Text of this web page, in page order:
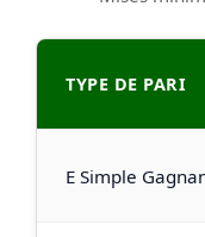
TYPE DE PARI
E Simple